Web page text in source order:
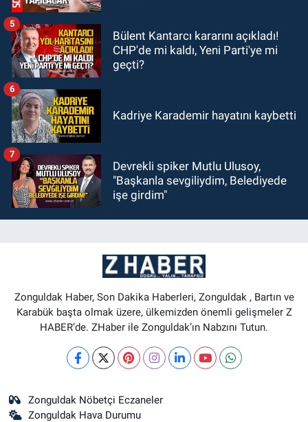
Bülent Kantarcı kararını açıkladı!
CHP'de mi kaldı, Yeni Parti'ye mi
geçti?
5
Kadriye Karademir hayatını kaybetti
6
Devrekli spiker Mutlu Ulusoy,
"Başkanla sevgiliydim, Belediyede
işe girdim"
7
Zonguldak Haber, Son Dakika Haberleri, Zonguldak , Bartın ve
Karabük başta olmak üzere, ülkemizden önemli gelişmeler Z
HABER’de. ZHaber ile Zonguldak’ın Nabzını Tutun.
Zonguldak Nöbetçi Eczaneler
Zonguldak Hava Durumu